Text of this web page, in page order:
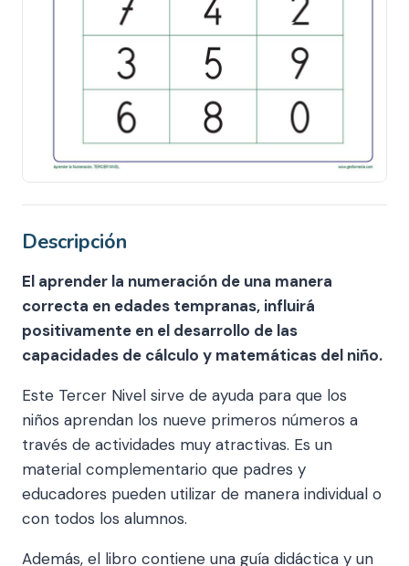
Descripción
El aprender la numeración de una manera
correcta en edades tempranas, influirá
positivamente en el desarrollo de las
capacidades de cálculo y matemáticas del niño.
Este Tercer Nivel sirve de ayuda para que los
niños aprendan los nueve primeros números a
través de actividades muy atractivas. Es un
material complementario que padres y
educadores pueden utilizar de manera individual o
con todos los alumnos.
Además, el libro contiene una guía didáctica y un